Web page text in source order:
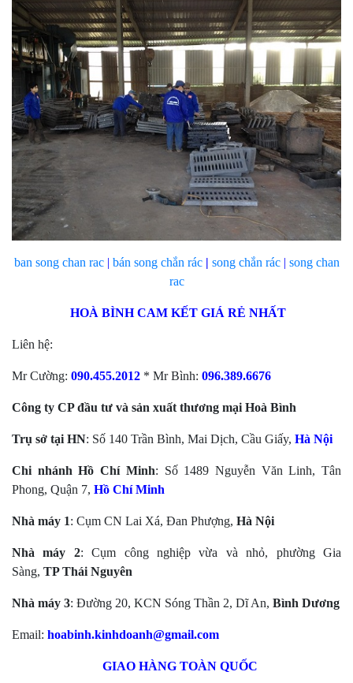
ban song chan rac| bán song chắn rác| song chắn rác| song chan
rac
HOÀ BÌNH CAM KẾT GIÁ RẺ NHẤT
Liên hệ:
Mr Cường: 090.455.2012 * Mr Bình: 096.389.6676
Công ty CP đầu tư và sản xuất thương mại Hoà Bình
Trụ sở tại HN: Số 140 Trần Bình, Mai Dịch, Cầu Giấy, Hà Nội
Chi nhánh Hồ Chí Minh: Số 1489 Nguyễn Văn Linh, Tân
Phong, Quận 7, Hồ Chí Minh
Nhà máy 1: Cụm CN Lai Xá, Đan Phượng, Hà Nội
Nhà máy 2: Cụm công nghiệp vừa và nhỏ, phường Gia
Sàng, TP Thái Nguyên
Nhà máy 3: Đường 20, KCN Sóng Thần 2, Dĩ An, Bình Dương
Email: hoabinh.kinhdoanh@gmail.com
GIAO HÀNG TOÀN QUỐC